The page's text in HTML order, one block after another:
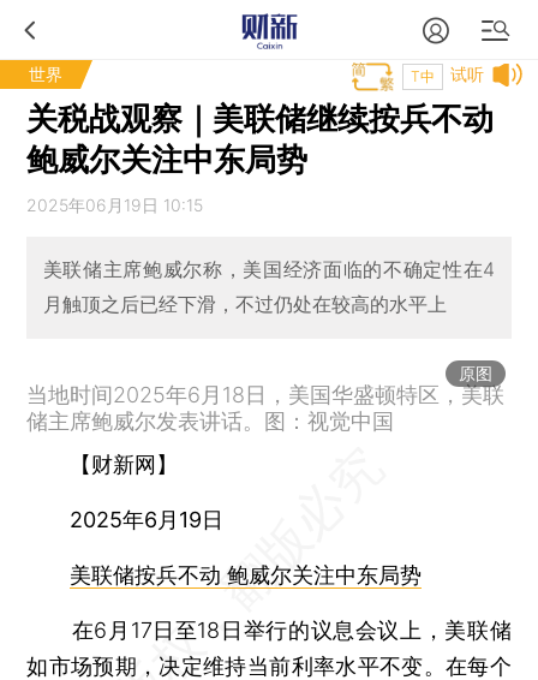
世界 试听
T中
关税战观察｜美联储继续按兵不动
鲍威尔关注中东局势
2025年06月19日 10:15
美联储主席鲍威尔称，美国经济面临的不确定性在4
月触顶之后已经下滑，不过仍处在较高的水平上
原图
当地时间2025年6月18日，美国华盛顿特区，美联
储主席鲍威尔发表讲话。图：视觉中国
【财新网】
2025年6月19日
美联储按兵不动 鲍威尔关注中东局势
在6月17日至18日举行的议息会议上，美联储
如市场预期，决定维持当前利率水平不变。在每个